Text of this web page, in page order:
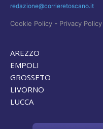
redazione@corrieretoscano.it
Cookie Policy - Privacy Policy
AREZZO
EMPOLI
GROSSETO
LIVORNO
LUCCA